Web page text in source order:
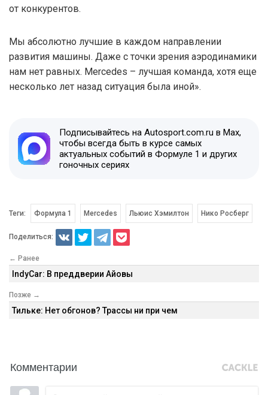
от конкурентов.
Мы абсолютно лучшие в каждом направлении
развития машины. Даже с точки зрения аэродинамики
нам нет равных. Mercedes – лучшая команда, хотя еще
несколько лет назад ситуация была иной».
Подписывайтесь на Autosport.com.ru в Max,
чтобы всегда быть в курсе самых
актуальных событий в Формуле 1 и других
гоночных сериях
Теги: Формула 1 Mercedes Льюис Хэмилтон Нико Росберг
Поделиться:
← Ранее
IndyCar: В преддверии Айовы
Позже →
Тильке: Нет обгонов? Трассы ни при чем
Комментарии